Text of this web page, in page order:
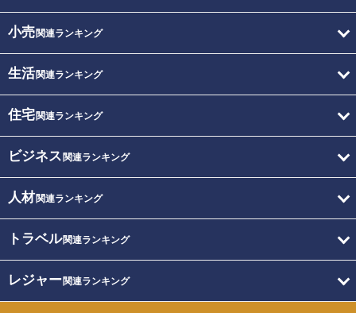
小売関連ランキング
生活関連ランキング
住宅関連ランキング
ビジネス 関連ランキング
人材関連ランキング
トラベル関連ランキング
レジャー関連ランキング